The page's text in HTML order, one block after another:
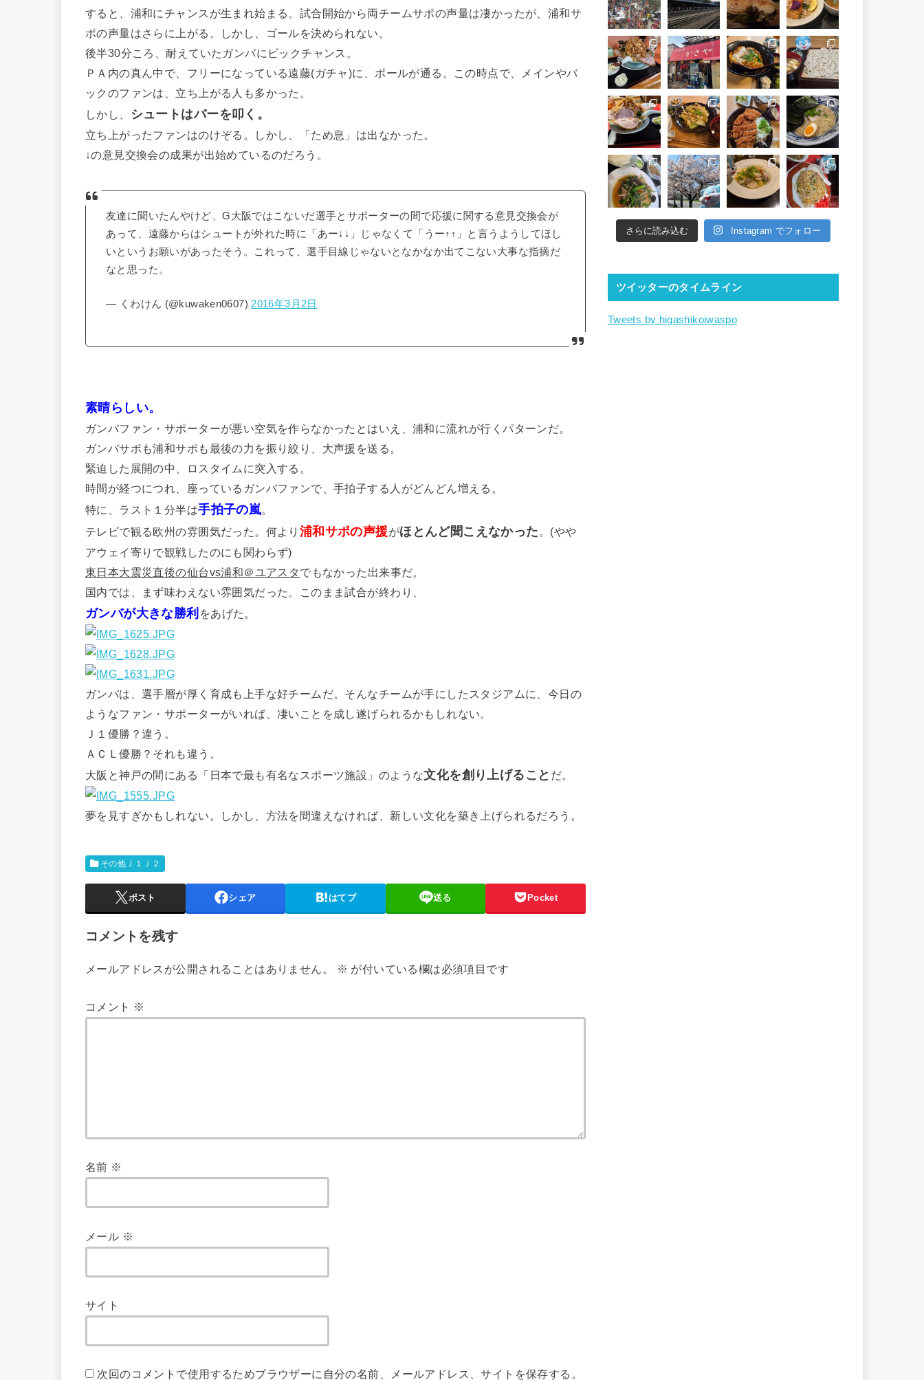
すると、浦和にチャンスが生まれ始まる。試合開始から両チームサポの声量は凄かったが、浦和サ
ポの声量はさらに上がる。しかし、ゴールを決められない。
後半30分ころ、耐えていたガンバにビックチャンス。
ＰＡ内の真ん中で、フリーになっている遠藤(ガチャ)に、ボールが通る。この時点で、メインやバ
ックのファンは、立ち上がる人も多かった。
しかし、
シュートはバーを叩く。
立ち上がったファンはのけぞる。しかし、「ため息」は出なかった。
↓の意見交換会の成果が出始めているのだろう。
友達に聞いたんやけど、G大阪ではこないだ選手とサポーターの間で応援に関する意見交換会が
あって、遠藤からはシュートが外れた時に「あー↓↓」じゃなくて「うー↑↑」と言うようしてほし
いというお願いがあったそう。これって、選手目線じゃないとなかなか出てこない大事な指摘だ
なと思った。
— くわけん (@kuwaken0607) 2016年3月2日
素晴らしい。
ガンバファン・サポーターが悪い空気を作らなかったとはいえ、浦和に流れが行くパターンだ。
ガンバサポも浦和サポも最後の力を振り絞り、大声援を送る。
緊迫した展開の中、ロスタイムに突入する。
時間が経つにつれ、座っているガンバファンで、手拍子する人がどんどん増える。
特に、ラスト１分半は手拍子の嵐。
テレビで観る欧州の雰囲気だった。何より 浦和サポの声援がほとんど聞こえなかった 。(やや
アウェイ寄りで観戦したのにも関わらず)
東日本大震災直後の仙台vs浦和＠ユアスタ でもなかった出来事だ。
国内では、まず味わえない雰囲気だった。このまま試合が終わり、
ガンバが大きな勝利 をあげた。
ガンバは、選手層が厚く育成も上手な好チームだ。そんなチームが手にしたスタジアムに、今日の
ようなファン・サポーターがいれば、凄いことを成し遂げられるかもしれない。
Ｊ１優勝？違う。
ＡＣＬ優勝？それも違う。
大阪と神戸の間にある「日本で最も有名なスポーツ施設」のような文化を創り上げること だ。
夢を見すぎかもしれない。しかし、方法を間違えなければ、新しい文化を築き上げられるだろう。
その他Ｊ１Ｊ２
ポスト シェア はてブ 送る Pocket
コメントを残す
メールアドレスが公開されることはありません。 ※ が付いている欄は必須項目です
コメント ※
名前 ※
メール ※
サイト
次回のコメントで使用するためブラウザーに自分の名前、メールアドレス、サイトを保存する。
さらに読み込む Instagram でフォロー
ツイッターのタイムライン
Tweets by higashikoiwaspo